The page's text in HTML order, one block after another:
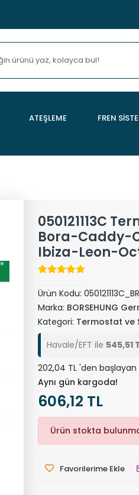
ATEŞLEME FREN
050121113C
Bora-Caddy-
Ibiza-Leon-
Ürün Kodu:
Marka: BORSEHUNG
Kategori: Termostat ve
Havale/EFT ile 545,51
202,04 TL 'den
Aynı gün kargoda!
606,12 TL
Ürün stokta
Favorilerime Ekle